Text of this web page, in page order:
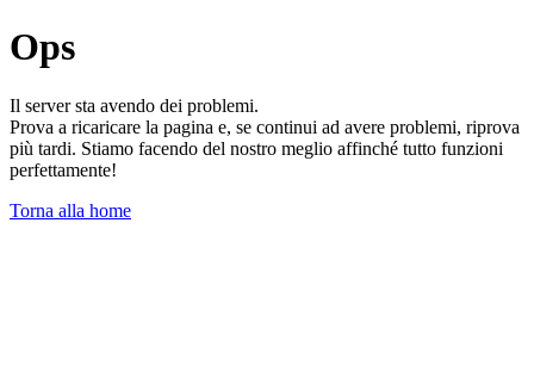
Ops
Il server sta avendo dei problemi.
Prova a ricaricare la pagina e, se continui ad avere problemi, riprova
più tardi. Stiamo facendo del nostro meglio affinché tutto funzioni
perfettamente!
Torna alla home